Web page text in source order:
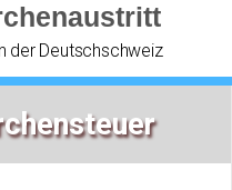
der Deutschschweiz